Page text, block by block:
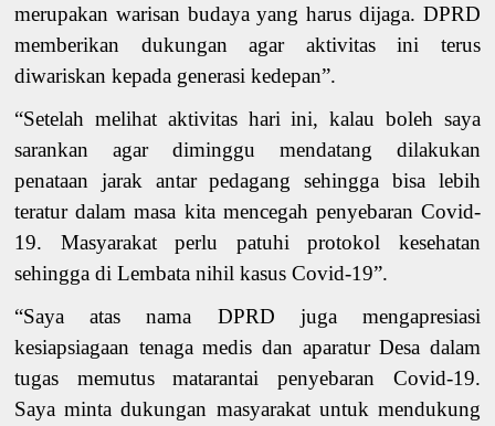
merupakan warisan budaya yang harus dijaga. DPRD
memberikan dukungan agar aktivitas ini terus
diwariskan kepada generasi kedepan”.
“Setelah melihat aktivitas hari ini, kalau boleh saya
sarankanagar diminggu mendatang dilakukan
penataanjarak antarpedagang sehingga bisa lebih
teratur dalam masa kita mencegah penyebaran Covid-
19. Masyarakat
perlu patuhi protokol kesehatan
sehingga di Lembata nihil kasus Covid-19”.
“Saya atas nama DPRD juga mengapresiasi
kesiapsiagaan tenaga medis dan aparatur Desa dalam
tugas memutus matarantai penyebaran Covid-19.
Sayaminta dukungan masyarakat untuk mendukung